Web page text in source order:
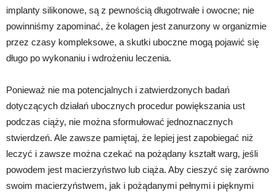
implanty silikonowe, są z pewnością długotrwałe i owocne; nie
powinniśmy zapominać, że kolagen jest zanurzony w organizmie
przez czasy kompleksowe, a skutki uboczne mogą pojawić się
długo po wykonaniu i wdrożeniu leczenia.
Ponieważ nie ma potencjalnych i zatwierdzonych badań
dotyczących działań ubocznych procedur powiększania ust
podczas ciąży, nie można sformułować jednoznacznych
stwierdzeń. Ale zawsze pamiętaj, że lepiej jest zapobiegać niż
leczyć i zawsze można czekać na pożądany kształt warg, jeśli
powodem jest macierzyństwo lub ciąża. Aby cieszyć się zarówno
swoim macierzyństwem, jak i pożądanymi pełnymi i pięknymi